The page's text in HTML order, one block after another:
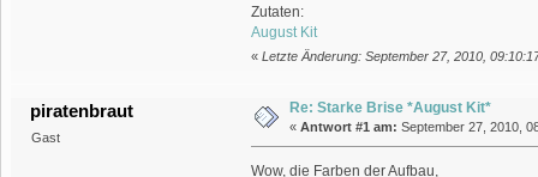
Zutaten:
August Kit
« Letzte Änderung: September 27, 2010,
piratenbraut
Gast
Re: Starke Brise *August Kit*
« Antwort #1 am: September 27, 2010,
Wow, die Farben der Aufbau,